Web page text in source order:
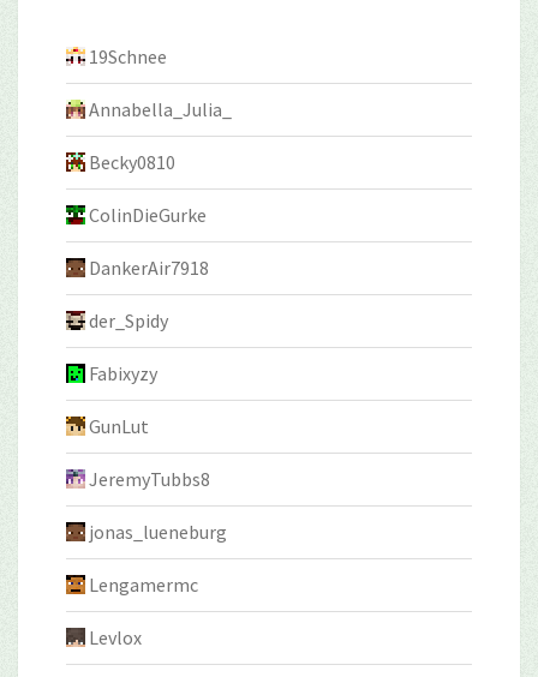
19Schnee
Annabella_Julia_
Becky0810
ColinDieGurke
DankerAir7918
der_Spidy
Fabixyzy
GunLut
JeremyTubbs8
jonas_lueneburg
Lengamermc
Levlox